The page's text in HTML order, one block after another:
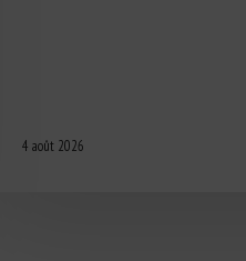
4 août 2026